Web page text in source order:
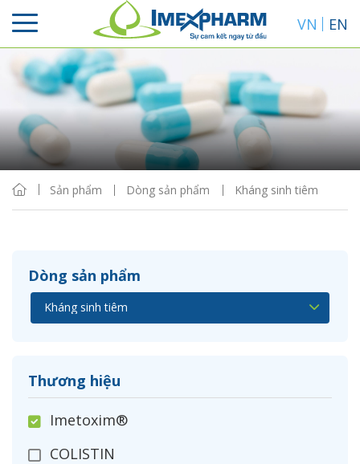
VN EN
Sản phẩm Dòng sản phẩm Kháng sinh tiêm
Dòng sản phẩm
Thương hiệu
Imetoxim®
COLISTIN
Sắp xếp
Hiển thị